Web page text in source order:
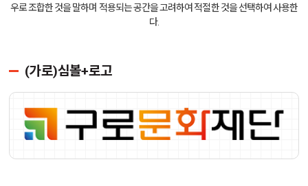
우로 조합한 것을 말하며 적용되는 공간을 고려하여 적절한 것을 선택하여 사용한
다.
(가로)심볼+로고